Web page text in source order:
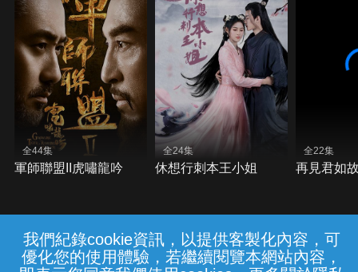
我們紀錄cookie資訊，以提供客製化內容，可
優化您的使用體驗，若繼續閱覽本網站內容，
全44集
軍師聯盟II虎嘯龍吟
全24集
休想行刺本王小姐
全22集
再見君如
常見問題 線上客服 服務條款 隱私權保護
{{notifyMsg}}